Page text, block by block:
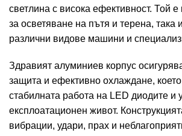
светлина с висока ефективност. Той
за осветяване на пътя и терена, така
различни видове машини и
Здравият алуминиев корпус
защита и ефективно охлаждане,
стабилната работа на LED диодите и
експлоатационен живот.
вибрации, удари, прах и